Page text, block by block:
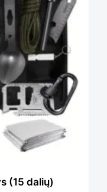
(15 dalių)